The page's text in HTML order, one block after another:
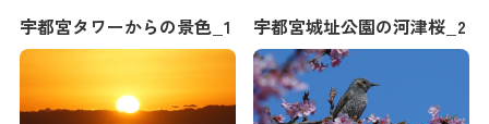
宇都宮タワーからの景色_1 宇都宮城址公園の河津桜_2